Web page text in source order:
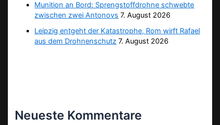
Munition an Bord: Sprengstoffdrohne schwebte
zwischen zwei Antonovs 7. August 2026
Leipzig entgeht der Katastrophe, Rom wirft Rafael
aus dem Drohnenschutz 7. August 2026
Neueste Kommentare